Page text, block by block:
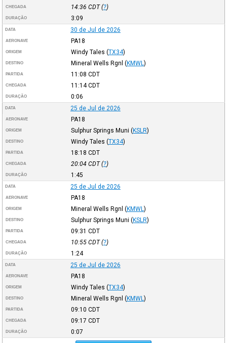
CHEGADA 14:36 CDT(?)
DURAÇÃO 3:09
DATA 30 de Jul de 2026
AERONAVE PA18
ORIGEM Windy Tales (TX34)
DESTINO Mineral Wells Rgnl (KMWL )
PARTIDA 11:08 CDT
CHEGADA 11:14CDT
DURAÇÃO 0:06
DATA 25 de Jul de 2026
AERONAVE PA18
ORIGEM Sulphur Springs Muni (KSLR)
DESTINO Windy Tales (TX34)
PARTIDA 18:18 CDT
CHEGADA 20:04 CDT(?)
DURAÇÃO 1:45
DATA 25 de Jul de 2026
AERONAVE PA18
ORIGEM Mineral Wells Rgnl (KMWL )
DESTINO Sulphur Springs Muni (KSLR)
PARTIDA 09:31 CDT
CHEGADA 10:55 CDT(?)
DURAÇÃO 1:24
DATA 25 de Jul de 2026
AERONAVE PA18
ORIGEM Windy Tales (TX34)
DESTINO Mineral Wells Rgnl (KMWL )
PARTIDA 09:10 CDT
CHEGADA 09:17 CDT
DURAÇÃO 0:07